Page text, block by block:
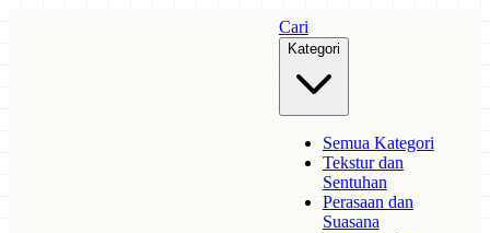
Cari
Kategori
Semua Kategori
Tekstur dan
Sentuhan
Perasaan dan
Suasana